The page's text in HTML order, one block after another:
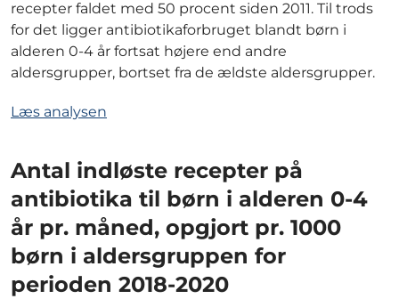
recepter faldet med 50 procent siden 2011. Til trods
for det ligger antibiotikaforbruget blandt børn i
alderen 0-4 år fortsat højere end andre
aldersgrupper, bortset fra de ældste aldersgrupper.
Læs analysen
Antal indløste recepter på
antibiotika til børn i alderen 0-4
år pr. måned, opgjort pr. 1000
børn i aldersgruppen for
perioden 2018-2020